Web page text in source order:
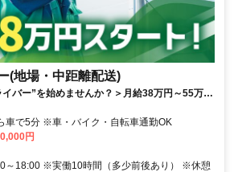
(地場・中距離配送)
イバー”を始めませんか？＞月給38万円～55万円
連泊なし＆週の半分以上は自宅へ帰宅可能！
田駅から車で5分 ※車・バイク・自転車通勤OK
円
～18:00 ※実働10時間（多少前後あり） ※休憩